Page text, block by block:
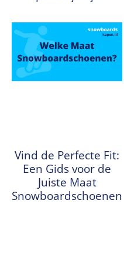
Vind de Perfecte Fit:
Een Gids voor de
Juiste Maat
Snowboardschoenen